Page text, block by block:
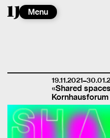
Menu
«Shared